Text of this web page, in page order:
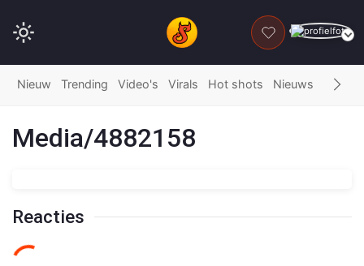
DONEER
Nieuw Trending Video's Virals Hot shots Nieuws Fails
Media/4882158
Reacties